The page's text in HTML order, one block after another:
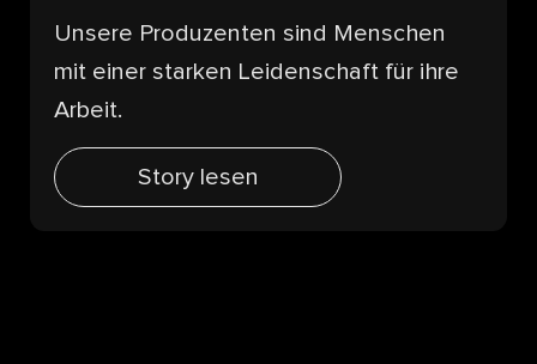
Unsere Produzenten sind Menschen
mit einer starken Leidenschaft für ihre
Arbeit.
Story lesen